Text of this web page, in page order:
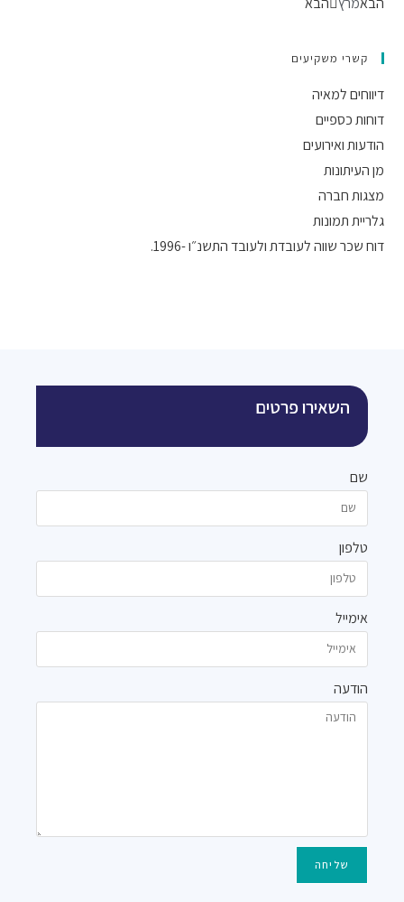
קשרי משקיעים
דיווחים למאיה
דוחות כספיים
הודעות ואירועים
מן העיתונות
מצגות חברה
גלריית תמונות
דוח שכר שווה לעובדת ולעובד התשנ״ו -1996.
השאירו פרטים
שם
טלפון
אימייל
הודעה
שליחה